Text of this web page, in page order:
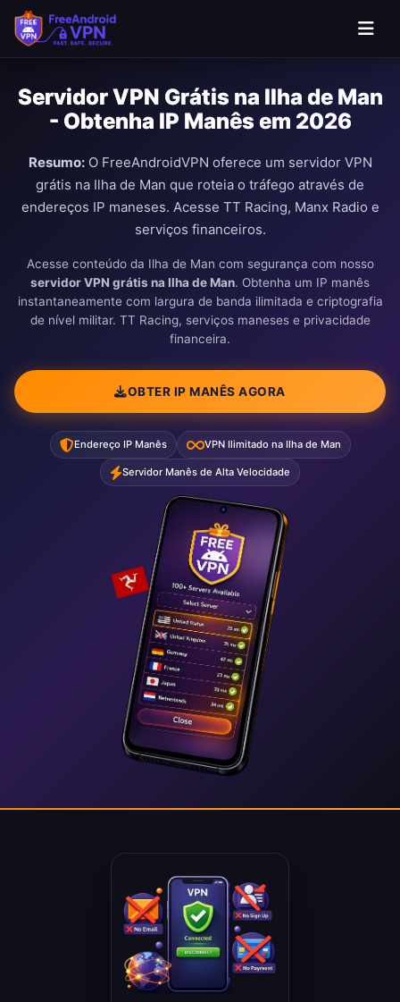
Ir para o conteúdo principal
Servidor VPN Grátis na Ilha de Man
- Obtenha IP Manês em 2026
Resumo:O FreeAndroidVPN oferece um servidor VPN
grátis na Ilha de Man que roteia o tráfego através de
endereços IP maneses. Acesse TT Racing, Manx Radio e
serviços financeiros.
Acesse conteúdo da Ilha de Man com segurança com nosso
servidor VPN grátis na Ilha de Man. Obtenha um IP manês
instantaneamente com largura de banda ilimitada e criptografia
de nível militar. TT Racing, serviços maneses e privacidade
financeira.
OBTER IP MANÊS AGORA
Endereço IP Manês VPN Ilimitado na Ilha de Man
Servidor Manês de Alta Velocidade